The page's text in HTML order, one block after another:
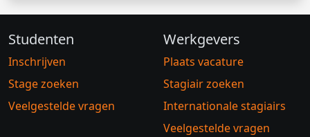
Studenten
Inschrijven
Stage zoeken
Veelgestelde vragen
Werkgevers
Plaats vacature
Stagiair zoeken
Internationale stagiairs
Veelgestelde vragen